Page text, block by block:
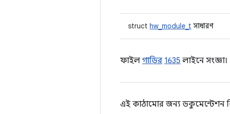
struct hw_module_t সাধারণ
ফাইল গাড়ির 1635 লাইনে সংজ্ঞা।
এই কাঠামোর জন্য ডকুমেন্টেশন